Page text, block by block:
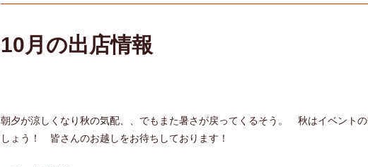
10月の出店情報
朝夕が涼しくなり秋の気配、、でもまた暑さが戻ってくるそう。 秋はイベント
しょう！ 皆さんのお越しをお待ちしております！